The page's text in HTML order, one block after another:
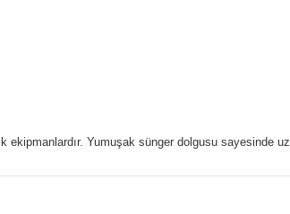
Yumuşak sünger dolgusu sayesinde